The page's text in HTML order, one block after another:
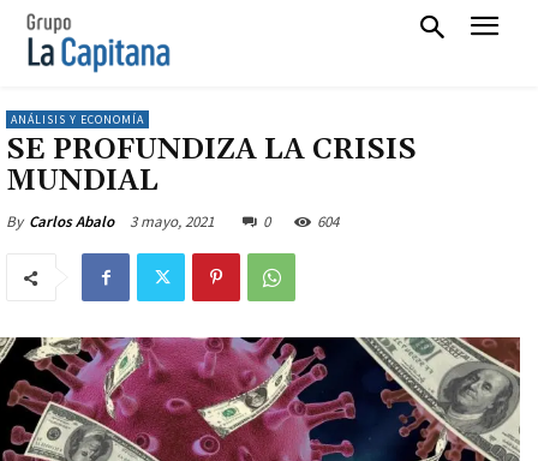
ANÁLISIS Y ECONOMÍA
SE PROFUNDIZA LA CRISIS
MUNDIAL
By Carlos Abalo 3 mayo, 2021 0 604